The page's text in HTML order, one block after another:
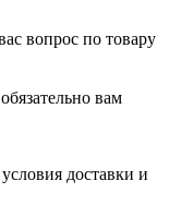
вопрос по товару
вам
доставки и